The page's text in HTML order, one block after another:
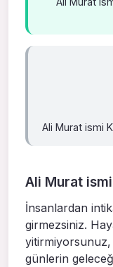
Ali Murat ismi
Ali Murat
İnsanlardan
girmezsiniz.
yitirmiyorsunuz,
günlerin